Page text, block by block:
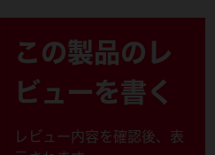
M18 HB3 JP (1)
M18™ REDLITHIUM™-ION
18
この製品のレ
ビューを書く
レビュー内容を確認後、表